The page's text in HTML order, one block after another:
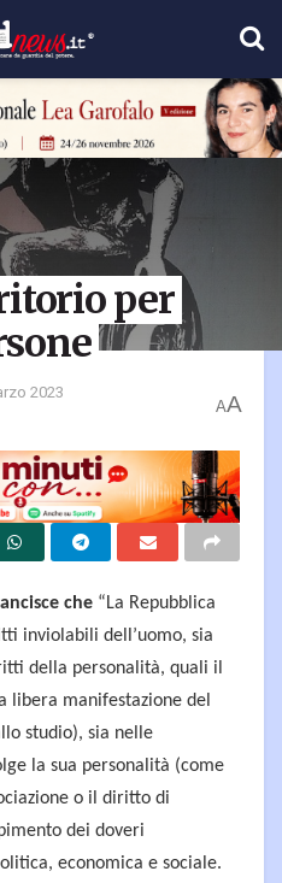
per
2023
AA
che “La Repubblica
inviolabili dell’uomo, sia
della personalità, quali il
manifestazione del
studio), sia nelle
la sua personalità (come
o il diritto di
dei doveri
economica e sociale.